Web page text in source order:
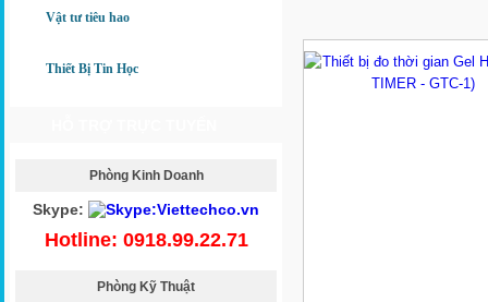
Vật tư tiêu hao
Thiết Bị Tin Học
Phòng Kinh Doanh
Skype:
Hotline: 0918.99.22.71
Phòng Kỹ Thuật